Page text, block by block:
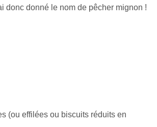
donc donné le nom de pêcher mignon !
(ou effilées ou biscuits réduits en